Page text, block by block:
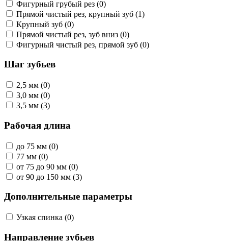
Фигурный грубый рез (0)
Прямой чистый рез, крупный зуб (1)
Крупный зуб (0)
Прямой чистый рез, зуб вниз (0)
Фигурный чистый рез, прямой зуб (0)
Шаг зубьев
2,5 мм (0)
3,0 мм (0)
3,5 мм (3)
Рабочая длина
до 75 мм (0)
77 мм (0)
от 75 до 90 мм (0)
от 90 до 150 мм (3)
Дополнительные параметры
Узкая спинка (0)
Направление зубьев